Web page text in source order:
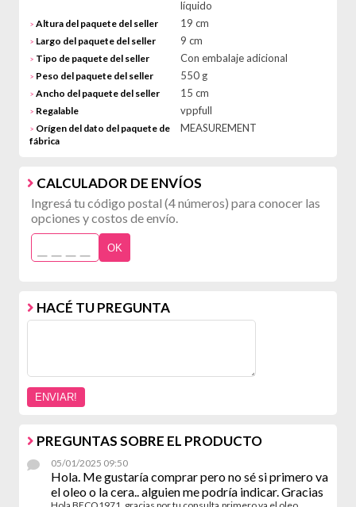
líquido
> Altura del paquete del seller 19 cm
> Largo del paquete del seller 9 cm
> Tipo de paquete del seller Con embalaje adicional
> Peso del paquete del seller 550 g
> Ancho del paquete del seller 15 cm
> Regalable vppfull
> Orígen del dato del paquete de
fábrica
MEASUREMENT
CALCULADOR DE ENVÍOS
Ingresá tu código postal (4 números) para conocer las
opciones y costos de envío.
OK
HACÉ TU PREGUNTA
PREGUNTAS SOBRE EL PRODUCTO
05/01/2025 09:50
Hola. Me gustaría comprar pero no sé si primero va
el oleo o la cera.. alguien me podría indicar. Gracias